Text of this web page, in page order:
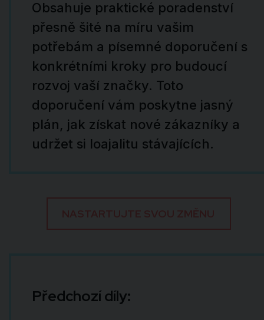
Obsahuje praktické poradenství
přesně šité na míru vašim
potřebám a písemné doporučení s
konkrétními kroky pro budoucí
rozvoj vaší značky. Toto
doporučení vám poskytne jasný
plán, jak získat nové zákazníky a
udržet si loajalitu stávajících.
Předchozí díly: